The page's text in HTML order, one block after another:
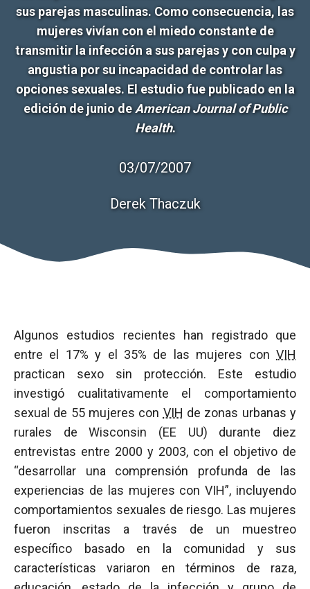
sus parejas masculinas. Como consecuencia, las
mujeres vivían con el miedo constante de
transmitir la infección a sus parejas y con culpa y
angustia por su incapacidad de controlar las
opciones sexuales. El estudio fue publicado en la
edición de junio deAmerican Journal of Public
Health.
03/07/2007
Derek Thaczuk
Algunos estudios recientes han registrado que
entre el 17% y el 35% de las mujeres con VIH
practican sexo sin protección. Este estudio
investigó cualitativamente el comportamiento
sexual de 55 mujeres con VIH de zonas urbanas y
rurales de Wisconsin (EE UU) durante diez
entrevistas entre 2000 y 2003, con el objetivo de
“desarrollar una comprensión profunda de las
experiencias de las mujeres con VIH”, incluyendo
comportamientos sexuales de riesgo. Las mujeres
fueron inscritas a través de un muestreo
específico basado en la comunidad y sus
características variaron en términos de raza,